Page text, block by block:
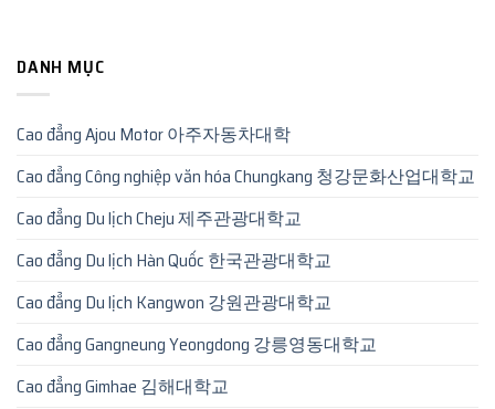
DANH MỤC
Cao đẳng Ajou Motor 아주자동차대학
Cao đẳng Công nghiệp văn hóa Chungkang 청강문화산업대학교
Cao đẳng Du lịch Cheju 제주관광대학교
Cao đẳng Du lịch Hàn Quốc 한국관광대학교
Cao đẳng Du lịch Kangwon 강원관광대학교
Cao đẳng Gangneung Yeongdong 강릉영동대학교
Cao đẳng Gimhae 김해대학교